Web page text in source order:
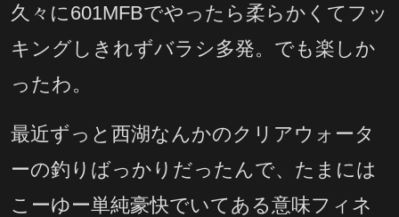
久々に601MFBでやったら柔らかくてフッ
キングしきれずバラシ多発。でも楽しか
ったわ。
最近ずっと西湖なんかのクリアウォータ
ーの釣りばっかりだったんで、たまには
こーゆー単純豪快でいてある意味フィネ